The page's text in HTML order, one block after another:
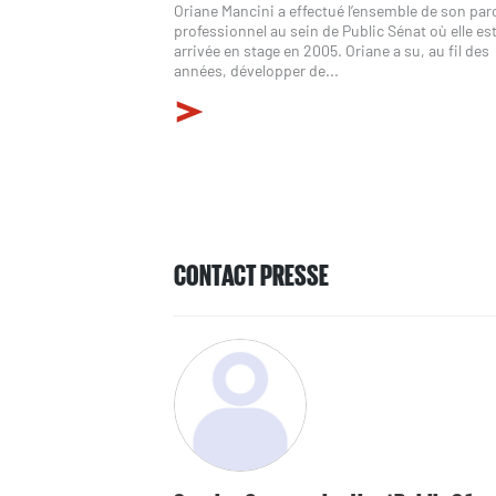
Oriane Mancini a effectué l’ensemble de son
professionnel au sein de Public Sénat où elle est
arrivée en stage en 2005. Oriane a su, au fil des
années, développer de...
CONTACT PRESSE